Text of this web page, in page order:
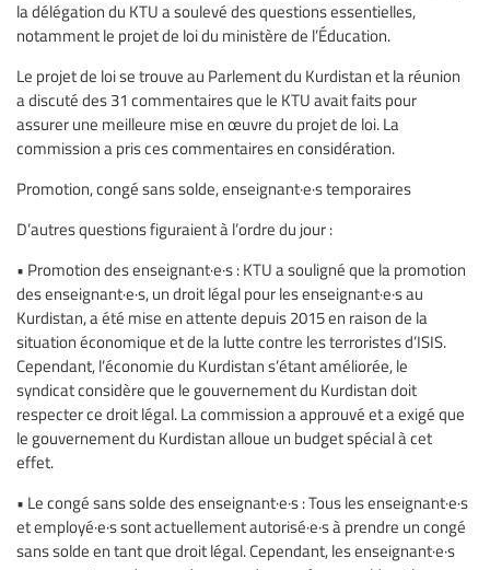
la délégation du KTU a soulevé des questions essentielles,
notamment le projet de loi du ministère de l’Éducation.
Le projet de loi se trouve au Parlement du Kurdistan et la réunion
a discuté des 31 commentaires que le KTU avait faits pour
assurer une meilleure mise en œuvre du projet de loi. La
commission a pris ces commentaires en considération.
Promotion, congé sans solde, enseignant·e·s temporaires
D’autres questions figuraient à l’ordre du jour :
• Promotion des enseignant·e·s : KTU a souligné que la promotion
des enseignant·e·s, un droit légal pour les enseignant·e·s au
Kurdistan, a été mise en attente depuis 2015 en raison de la
situation économique et de la lutte contre les terroristes d’ISIS.
Cependant, l’économie du Kurdistan s’étant améliorée, le
syndicat considère que le gouvernement du Kurdistan doit
respecter ce droit légal. La commission a approuvé et a exigé que
le gouvernement du Kurdistan alloue un budget spécial à cet
effet.
• Le congé sans solde des enseignant·e·s : Tous les enseignant·e·s
et employé·e·s sont actuellement autorisé·e·s à prendre un congé
sans solde en tant que droit légal. Cependant, les enseignant·e·s